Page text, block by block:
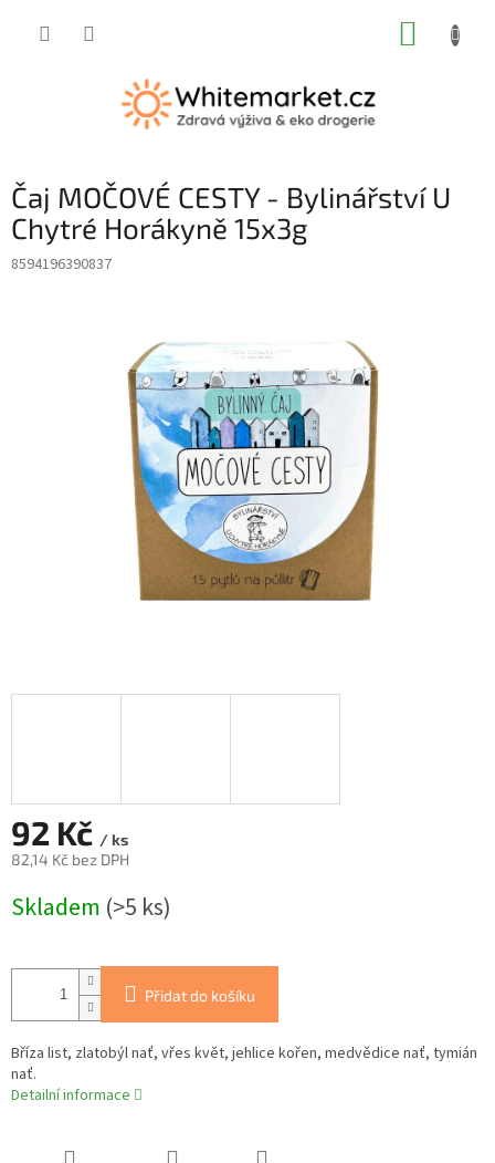
Čaj MOČOVÉ CESTY - Bylinářství U
Chytré Horákyně 15x3g
8594196390837
92 Kč / ks
82,14 Kč bez DPH
cena:
Skladem (>5 ks)
Přidat do košíku
Bříza list, zlatobýl nať, vřes květ, jehlice kořen, medvědice nať, tymián
nať.
Detailní informace